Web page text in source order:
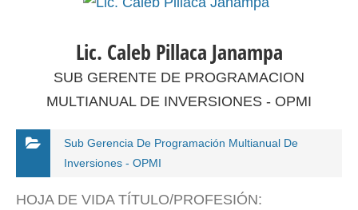
Lic. Caleb Pillaca Janampa
SUB GERENTE DE PROGRAMACION
MULTIANUAL DE INVERSIONES - OPMI
Sub Gerencia De Programación Multianual De
Inversiones - OPMI
HOJA DE VIDA TÍTULO/PROFESIÓN: